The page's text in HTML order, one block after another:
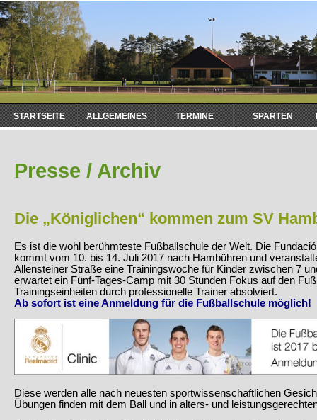
Navigation
überspringen
STARTSEITE ALLGEMEINES TERMINE SPARTEN
Presse / Archiv
Die „Königlichen“ kommen zum SV
Es ist die wohl berühmteste Fußballschule der Welt. Die
kommt vom 10. bis 14. Juli 2017 nach Hambühren und
Allensteiner Straße eine Trainingswoche für Kinder zwischen 7
erwartet ein Fünf-Tages-Camp mit 30 Stunden Fokus auf den
Trainingseinheiten durch professionelle Trainer absolviert.
Ab sofort ist eine Anmeldung für die Fußballschule möglich!
Diese werden alle nach neuesten sportwissenschaftlichen
Übungen finden mit dem Ball und in alters- und